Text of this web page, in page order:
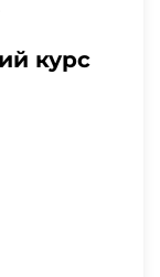
курс